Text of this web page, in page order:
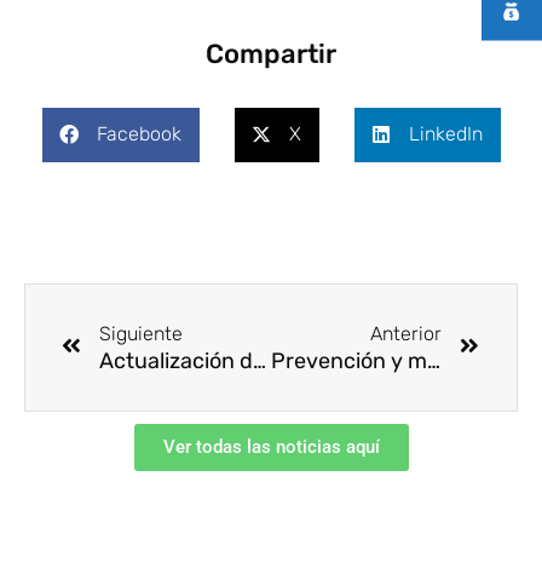
Compartir
Facebook X LinkedIn
Siguiente
Actualización de contratantes y elementos particulares
Anterior
Prevención y manejo de la tenosinovitis en el entorno laboral
Ver todas las noticias aquí